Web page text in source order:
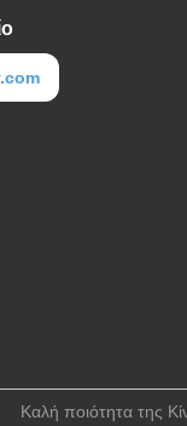
Καλή ποιότητα της